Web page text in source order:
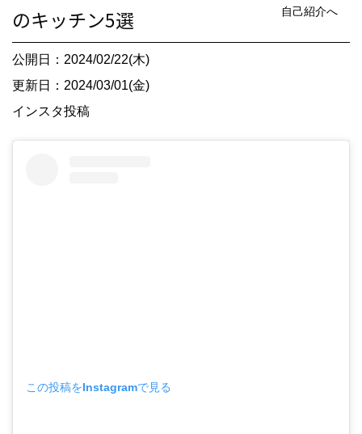
自己紹介へ
のキッチン5選
公開日：2024/02/22(木)
更新日：2024/03/01(金)
インスタ投稿
この投稿をInstagramで見る